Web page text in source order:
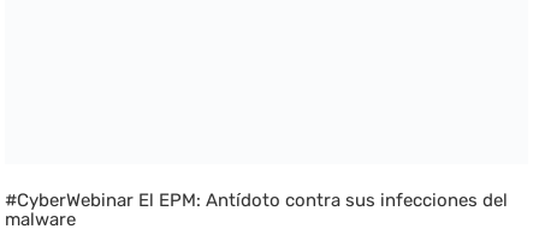
#CyberWebinar El EPM: Antídoto contra sus infecciones del
malware